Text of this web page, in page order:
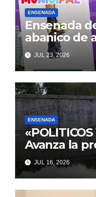
ENSENADA
Ensenada
abanico de
culturales y
gratuitas
familia este
JUL 23, 2026
ENSENADA
«POLITICOS
Avanza la
Paseo
frente a
con
JUL 16, 2026